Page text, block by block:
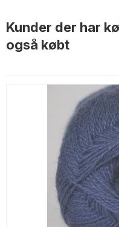
Kunder der har
også købt